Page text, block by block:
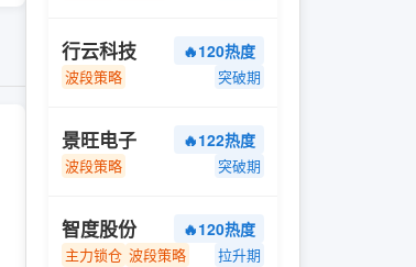
行云科技 🔥120热度
波段策略 突破期
景旺电子 🔥122热度
波段策略 突破期
智度股份 🔥120热度
主力锁仓 波段策略 拉升期